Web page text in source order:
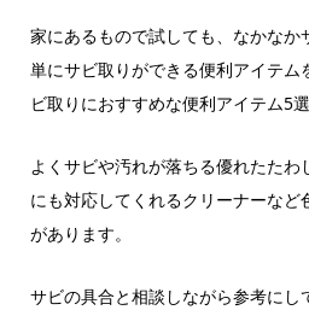
家にあるもので試しても、なかなか
単にサビ取りができる便利アイテム
ビ取りにおすすめな便利アイテム5選
よくサビや汚れが落ちる優れたた
にも対応してくれるクリーナーなど
があります。
サビの具合と相談しながら参考にし